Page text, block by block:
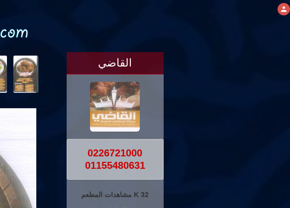
القاضي
0226721000
01155480631
32 K مشاهدات المطعم